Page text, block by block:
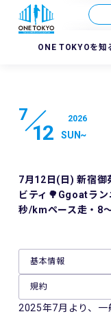
ONE TOKYOを知
7
12
2026
SUN~
7月12日(日) 新宿御
ビティ🌳Ggoatラ
秒/kmペース走・8
基本情報
規約
2025年7月より、一